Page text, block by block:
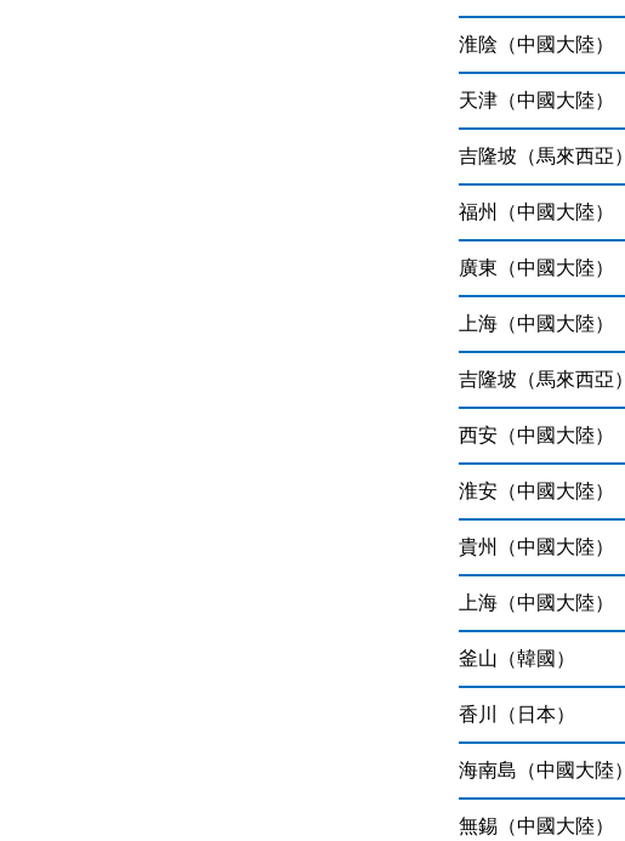
淮陰（中國大陸）
天津（中國大陸）
吉隆坡（馬來西亞）
福州（中國大陸）
廣東（中國大陸）
上海（中國大陸）
吉隆坡（馬來西亞）
西安（中國大陸）
淮安（中國大陸）
貴州（中國大陸）
上海（中國大陸）
釜山（韓國）
香川（日本）
海南島（中國大陸）
無錫（中國大陸）